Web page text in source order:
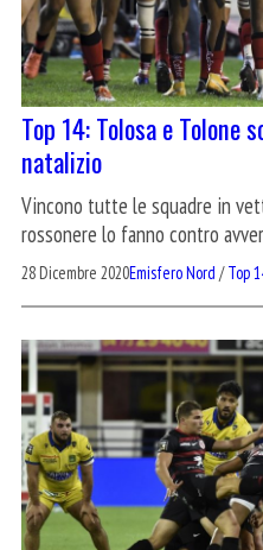
Top 14: Tolosa e Tolone
natalizio
Vincono tutte le squadre in
rossonere lo fanno contro
28 Dicembre 2020Emisfero Nord /Top